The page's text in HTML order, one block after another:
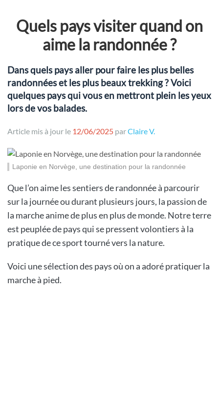
Quels pays visiter quand on
aime la randonnée ?
Dans quels pays aller pour faire les plus belles
randonnées et les plus beaux trekking ? Voici
quelques pays qui vous en mettront plein les yeux
lors de vos balades.
Article mis à jour le 12/06/2025 parClaire V.
Laponie en Norvège, une destination pour la randonnée
Que l’on aime les sentiers de randonnée à parcourir
sur la journée ou durant plusieurs jours, la passion de
la marche anime de plus en plus de monde. Notre terre
est peuplée de pays qui se pressent volontiers à la
pratique de ce sport tourné vers la nature.
Voici une sélection des pays où on a adoré pratiquer la
marche à pied.